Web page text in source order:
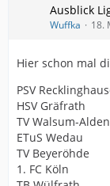
Ausblick
Wuffka 18.
Hier schon mal
PSV
HSV Gräfrath
TV Walsum-
ETuS Wedau
TV Beyeröhde
1. FC Köln